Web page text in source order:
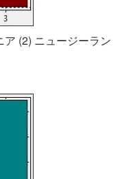
(2) ニュージーラン